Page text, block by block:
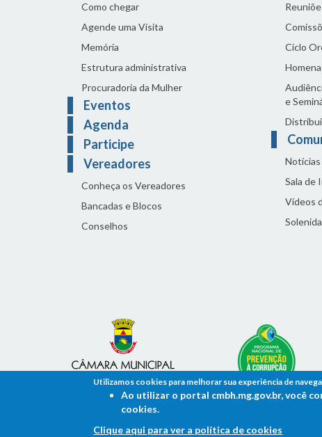
Como chegar
Agende uma Visita
Memória
Estrutura administrativa
Procuradoria da Mulher
Eventos
Agenda
Participe
Vereadores
Conheça os Vereadores
Bancadas e Blocos
Conselhos
Ciclo
e
Notícias
Sala de
Vídeos
Utilizamos cookies para melhorar sua experiência de
Ao utilizar o portal cmbh.mg.gov.br, você
cookies.
Clique aqui para ver a política de cookies